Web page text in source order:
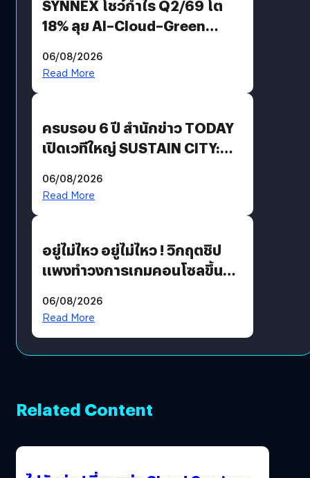
SYNNEX โชว์กำไร Q2/69 โต
18% ลุย AI–Cloud–Green
Revenue เร่งเครื่อง New
06/08/2026
Read More
ครบรอบ 6 ปี สำนักข่าว TODAY
เปิดเวทีใหญ่ SUSTAIN CITY:
แนวทางปรับตัวสู่เศรษฐกิจสี
06/08/2026
Read More
อยู่ไม่ไหว อยู่ไม่ไหว ! วิกฤตชิป
แพงทำวงการเกมคอนโซลขึ้น
?
06/08/2026
Read More
Related Content